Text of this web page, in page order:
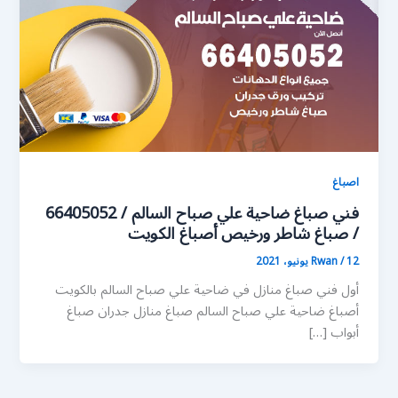
اصباغ
فني صباغ ضاحية علي صباح السالم / 66405052
/ صباغ شاطر ورخيص أصباغ الكويت
Rwan/12 يونيو، 2021
أول فني صباغ منازل في ضاحية علي صباح السالم بالكويت
أصباغ ضاحية علي صباح السالم صباغ منازل جدران صباغ
أبواب […]